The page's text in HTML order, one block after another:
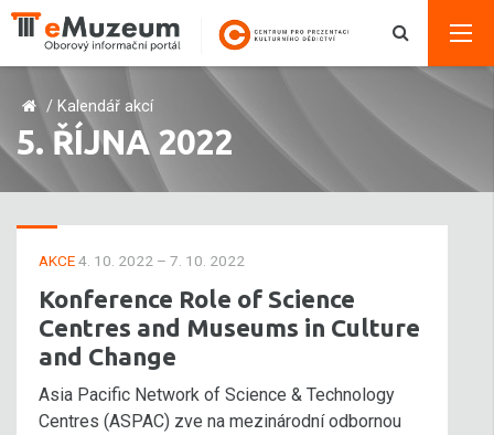
/ Kalendář akcí
5. ŘÍJNA 2022
AKCE4. 10. 2022 – 7. 10. 2022
Konference Role of Science
Centres and Museums in Culture
and Change
Asia Pacific Network of Science & Technology
Centres (ASPAC) zve na mezinárodní odbornou